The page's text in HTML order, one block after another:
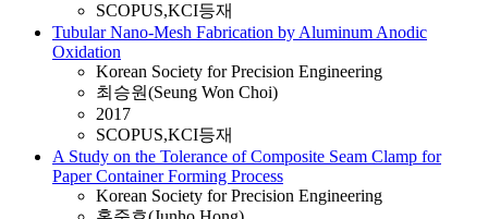
SCOPUS,KCI등재
Tubular Nano-Mesh Fabrication by Aluminum Anodic
Oxidation
Korean Society for Precision Engineering
최승원(Seung Won Choi)
2017
SCOPUS,KCI등재
A Study on the Tolerance of Composite Seam Clamp for
Paper Container Forming Process
Korean Society for Precision Engineering